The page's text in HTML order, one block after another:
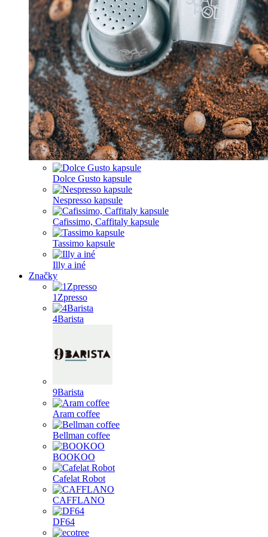
Dolce Gusto kapsule
Nespresso kapsule
Cafissimo, Caffitaly kapsule
Tassimo kapsule
Illy a iné
Značky
1Zpresso
4Barista
9Barista
Aram coffee
Bellman coffee
BOOKOO
Cafelat Robot
CAFFLANO
DF64